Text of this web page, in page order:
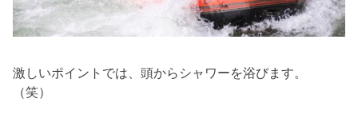
激しいポイントでは、頭からシャワーを浴びます。
（笑）